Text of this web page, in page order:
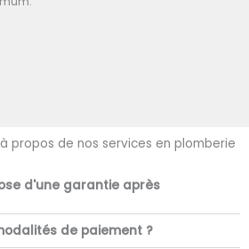
propos de nos services en plomberie
d'une garantie après
de paiement ?